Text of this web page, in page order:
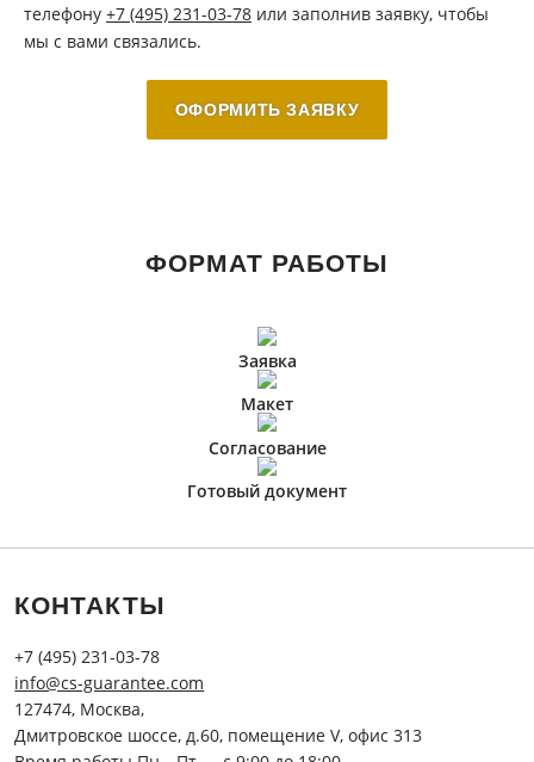
телефону +7 (495) 231-03-78 или заполнив заявку, чтобы
мы с вами связались.
ОФОРМИТЬ ЗАЯВКУ
ФОРМАТ РАБОТЫ
Заявка
Макет
Согласование
Готовый документ
КОНТАКТЫ
+7 (495) 231-03-78
info@cs-guarantee.com
127474, Москва,
Дмитровское шоссе, д.60, помещение V, офис 313